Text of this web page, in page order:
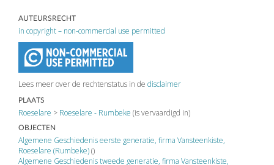
AUTEURSRECHT
in copyright – non-commercial use permitted
Lees meer over de rechtenstatus in de disclaimer
PLAATS
Roeselare > Roeselare - Rumbeke (is vervaardigd in)
OBJECTEN
Algemene Geschiedenis eerste generatie, firma Vansteenkiste,
Roeselare (Rumbeke)()
Algemene Geschiedenis tweede generatie, firma Vansteenkiste,